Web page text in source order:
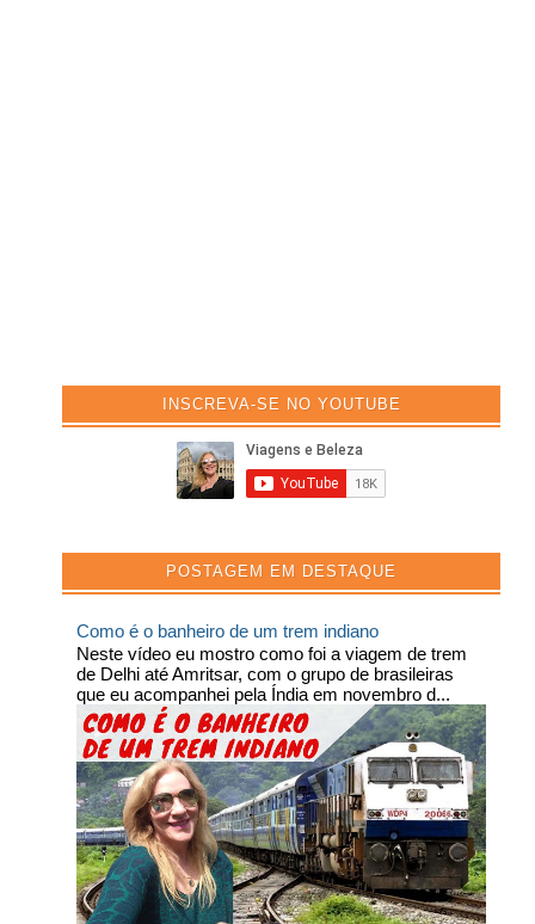
INSCREVA-SE NO YOUTUBE
POSTAGEM EM DESTAQUE
Como é o banheiro de um trem indiano
Neste vídeo eu mostro como foi a viagem de trem
de Delhi até Amritsar, com o grupo de brasileiras
que eu acompanhei pela Índia em novembro d...